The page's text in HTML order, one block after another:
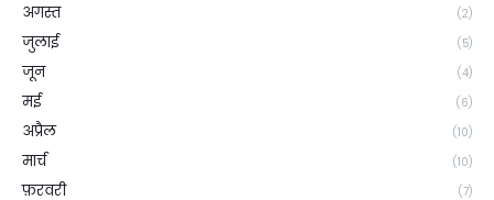
अगस्त (2)
जुलाई (5)
जून (4)
मई (6)
अप्रैल (10)
मार्च (10)
फ़रवरी (7)